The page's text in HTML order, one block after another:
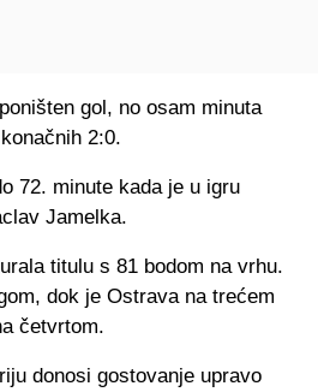
gol, no osam minuta
2:0.
72. minute kada je u igru
Jamelka.
titulu s 81 bodom na vrhu.
dok je Ostrava na trećem
četvrtom.
donosi gostovanje upravo